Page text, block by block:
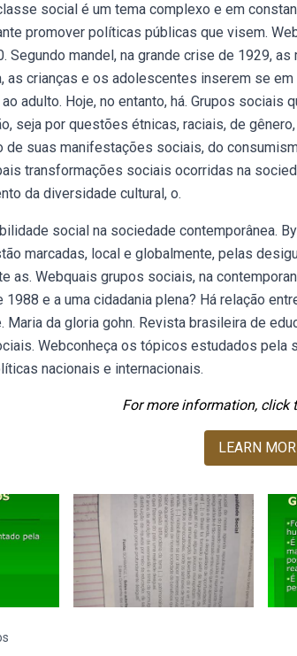
social é um tema complexo e em
promover políticas públicas que visem.
Segundo mandel, na grande crise de 1929,
as crianças e os adolescentes inserem se
adulto. Hoje, no entanto, há. Grupos
seja por questões étnicas, raciais, de
de suas manifestações sociais, do
transformações sociais ocorridas na
da diversidade cultural, o.
social na sociedade contemporânea.
marcadas, local e globalmente, pelas
as. Webquais grupos sociais, na
e a uma cidadania plena? Há relação
Maria da gloria gohn. Revista brasileira de
Webconheça os tópicos estudados pela
nacionais e internacionais.
For more information, click
LEARN